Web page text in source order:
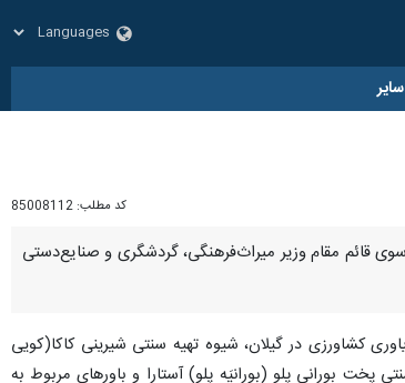
سایر
کد مطلب: 85008112